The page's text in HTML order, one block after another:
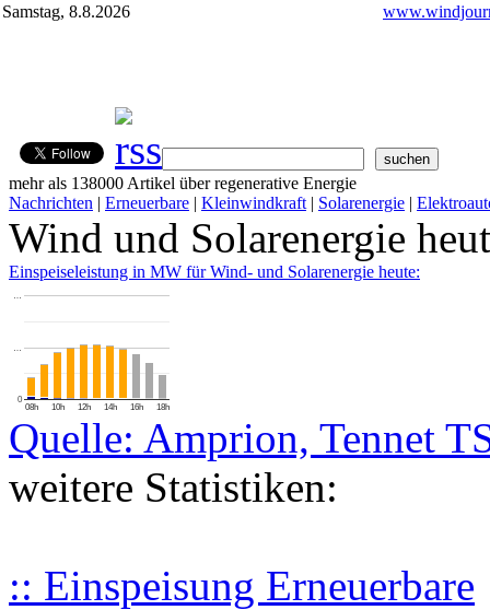
Samstag, 8.8.2026
mehr als 138000 Artikel über regenerative Energie
Nachrichten | Erneuerbare | Kleinwindkraft | Solarenergie |
Wind und Solarenergie
Einspeiseleistung in MW für Wind- und Solarenergie heute:
08h 10h 12h 14h 16h 18h
0
…
…
Quelle: Amprion, Tennet
weitere Statistiken:
:: Einspeisung Erneuerbare